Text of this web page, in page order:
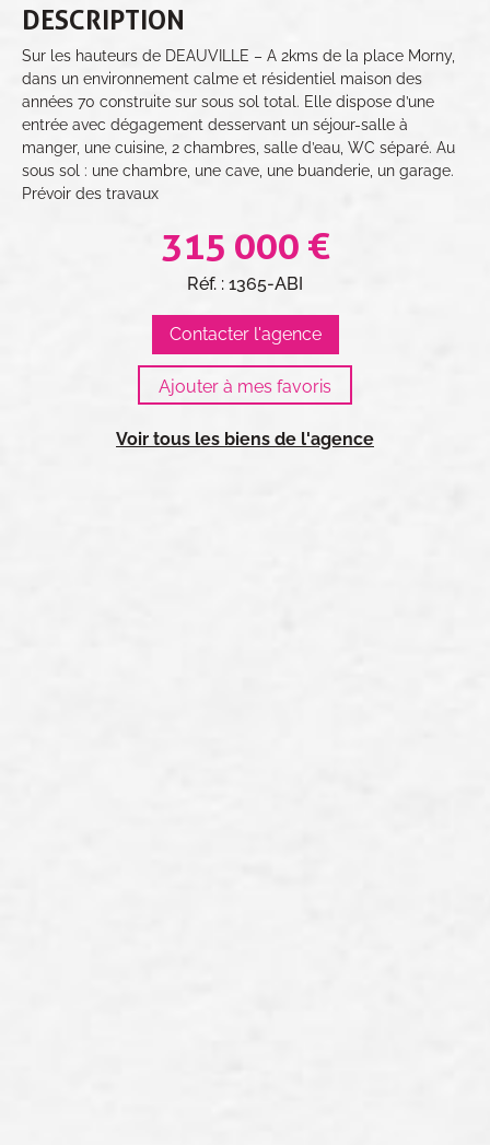
DESCRIPTION
Sur les hauteurs de DEAUVILLE – A 2kms de la place Morny,
dans un environnement calme et résidentiel maison des
années 70 construite sur sous sol total. Elle dispose d’une
entrée avec dégagement desservant un séjour-salle à
manger, une cuisine, 2 chambres, salle d’eau, WC séparé. Au
sous sol : une chambre, une cave, une buanderie, un garage.
Prévoir des travaux
315 000 €
Réf. : 1365-ABI
Contacter l'agence
Voir tous les biens de l'agence